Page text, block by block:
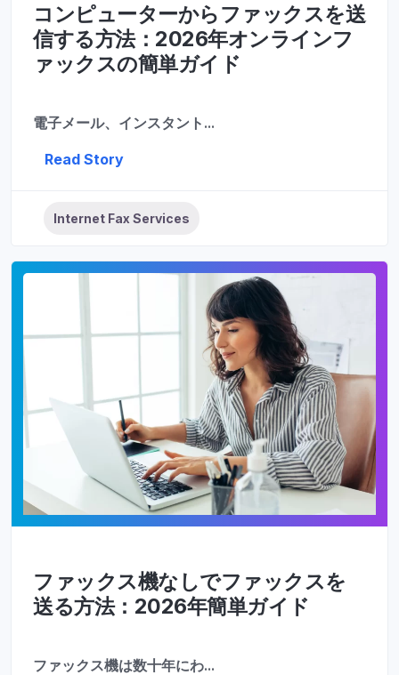
コンピューターからファックスを送
信する方法：2026年オンラインフ
ァックスの簡単ガイド
電子メール、インスタント ...
Read Story
Internet Fax Services
ファックス機なしでファックスを
送る方法：2026年簡単ガイド
ファックス機は数十年にわ ...